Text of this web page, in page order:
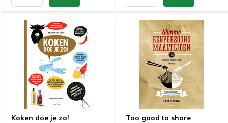
Koken doe je zo!
Too good to share